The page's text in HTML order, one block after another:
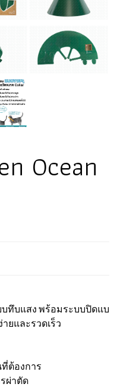
Ocean
ทึบแสง พร้อมระบบปิดแบบ
ยและรวดเร็ว
ต้องการ
ผ่าตัด